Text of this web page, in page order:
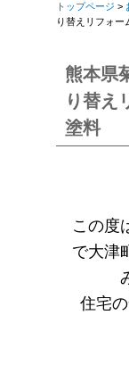
トップページ >
り替えリフォ
熊本県
り替え
塗料
この度
で大津
住宅